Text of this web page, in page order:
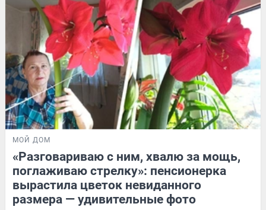
МОЙ ДОМ
«Разговариваю с ним, хвалю за мощь,
поглаживаю стрелку»: пенсионерка
вырастила цветок невиданного
размера — удивительные фото